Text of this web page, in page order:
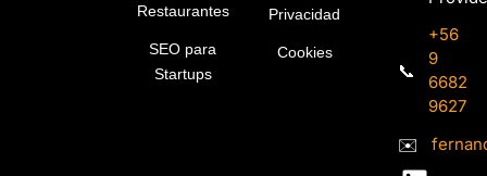
Restaurantes
SEO para
Startups
Privacidad
Cookies
📞
+56
9
6682
9627
✉️